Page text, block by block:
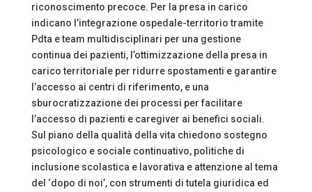
riconoscimento precoce. Per la presa in carico
indicano l’integrazione ospedale-territorio tramite
Pdta e team multidisciplinari per una gestione
continua dei pazienti, l’ottimizzazione della presa in
carico territoriale per ridurre spostamenti e garantire
l’accesso ai centri di riferimento, e una
sburocratizzazione dei processi per facilitare
l’accesso di pazienti e caregiver ai benefici sociali.
Sul piano della qualità della vita chiedono sostegno
psicologico e sociale continuativo, politiche di
inclusione scolastica e lavorativa e attenzione al tema
del ‘dopo di noi’, con strumenti di tutela giuridica ed